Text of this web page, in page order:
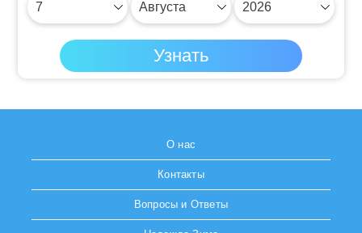
О нас
Контакты
Вопросы и Ответы